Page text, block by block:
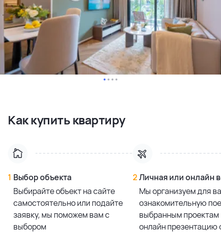
Как купить квартиру
1 Выбор объекта
Выбирайте объект на сайте
самостоятельно или подайте
заявку, мы поможем вам с
выбором
2Личная или онлайн
Мы организуем для
ознакомительную
выбранным проектам
онлайн презентацию